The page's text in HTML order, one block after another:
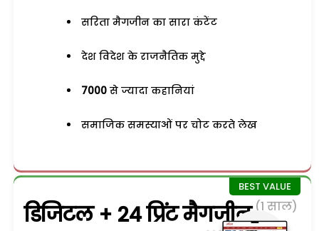
सरिता मैगजीन का सारा कंटेंट
देश विदेश के राजनैतिक मुद्दे
7000 से ज्यादा कहानियां
समाजिक समस्याओं पर चोट करते लेख
डिजिटल + 24 प्रिंट मैगजीन (1 साल)